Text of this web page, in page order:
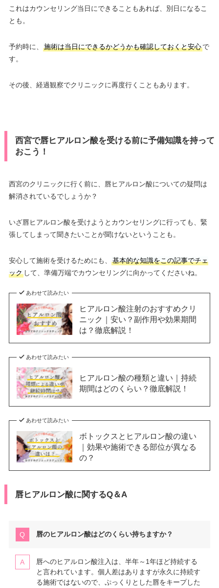
これはカウンセリング当日にできることもあれば、別日になるこ
とも。
予約時に、 施術は当日にできるかどうかも確認しておくと安心で
す。
その後、経過観察でクリニックに再度行くこともあります。
西宮で唇ヒアルロン酸を受ける前に予備知識を持って
おこう！
西宮のクリニックに行く前に、唇ヒアルロン酸についての疑問は
解消されているでしょうか？
いざ唇ヒアルロン酸を受けようとカウンセリングに行っても、緊
張してしまって聞きたいことが聞けないということも。
安心して施術を受けるためにも、
基本的な知識をこの記事でチェ
ックして、準備万端でカウンセリングに向かってくださいね。
あわせて読みたい
ヒアルロン酸注射のおすすめクリ
ニック｜安い？副作用や効果期間
は？徹底解説！
あわせて読みたい
ヒアルロン酸の種類と違い｜持続
期間はどのくらい？徹底解説！
あわせて読みたい
ボトックスとヒアルロン酸の違い
｜効果や施術できる部位が異なる
の？
唇ヒアルロン酸に関するQ＆A
唇のヒアルロン酸はどのくらい持ちますか？
唇へのヒアルロン酸注入は、半年～1年ほど持続する
と言われています。個人差はありますが永久に持続す
る施術ではないので、ぷっくりとした唇をキープした